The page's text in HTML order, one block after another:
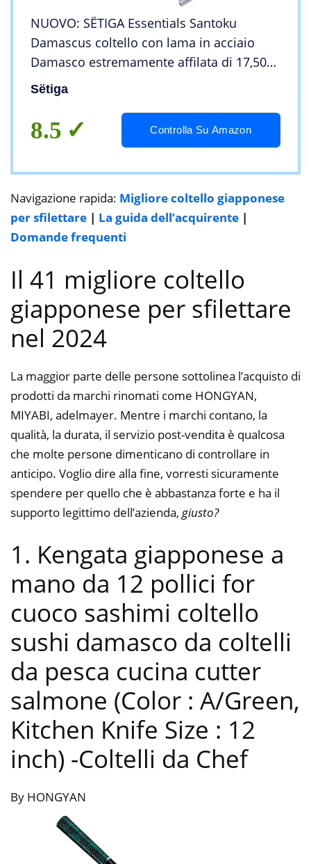
NUOVO: SËTIGA Essentials Santoku
Damascus coltello con lama in acciaio
Damasco estremamente affilata di 17,50
cm dal Giappone I Coltello da cucina
professionale
Sëtiga
8.5 Controlla Su Amazon
Navigazione rapida: Migliore coltello giapponese
per sfilettare | La guida dell’acquirente |
Domande frequenti
Il 41 migliore coltello
giapponese per sfilettare
nel 2024
La maggior parte delle persone sottolinea l’acquisto di
prodotti da marchi rinomati come HONGYAN,
MIYABI, adelmayer. Mentre i marchi contano, la
qualità, la durata, il servizio post-vendita è qualcosa
che molte persone dimenticano di controllare in
anticipo. Voglio dire alla fine, vorresti sicuramente
spendere per quello che è abbastanza forte e ha il
supporto legittimo dell’azienda, giusto?
1. Kengata giapponese a
mano da 12 pollici for
cuoco sashimi coltello
sushi damasco da coltelli
da pesca cucina cutter
salmone (Color : A/Green,
Kitchen Knife Size : 12
inch) -Coltelli da Chef
By HONGYAN